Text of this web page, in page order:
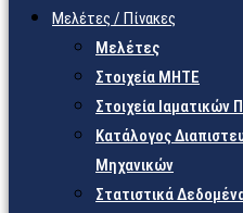
Μελέτες / Πίνακες
Μελέτες
Στοιχεία ΜΗΤΕ
Στοιχεία Ιαματικών
Κατάλογος
Μηχανικών
Στατιστικά